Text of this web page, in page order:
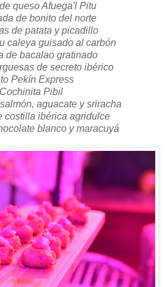
queso Afuega'l Pitu
de bonito del norte
de patata y picadillo
caleya guisado al carbón
de bacalao gratinado
de secreto ibérico
Pekín Express
Pibil
aguacate y sriracha
costilla ibérica agridulce
blanco y maracuyá